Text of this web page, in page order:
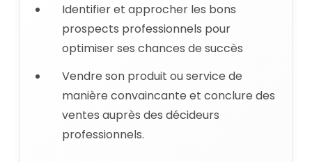
Identifier et approcher les bons
prospects professionnels pour
optimiser ses chances de succès
Vendre son produit ou service de
manière convaincante et conclure des
ventes auprès des décideurs
professionnels.